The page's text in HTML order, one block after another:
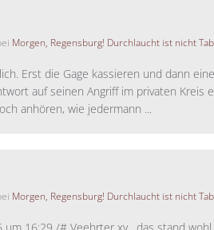
Morgen, Regensburg! Durchlaucht ist nicht
Erst die Gage kassieren und dann
auf seinen Angriff im privaten Kreis
anhören, wie jedermann ...
Morgen, Regensburg! Durchlaucht ist nicht